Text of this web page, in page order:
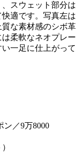
スウェット部分は
適です。写真左は
な素材感のシボ革
柔軟なネオプレー
一足に仕上がって